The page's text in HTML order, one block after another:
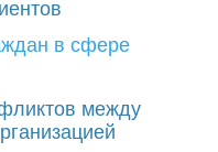
в сфере
между